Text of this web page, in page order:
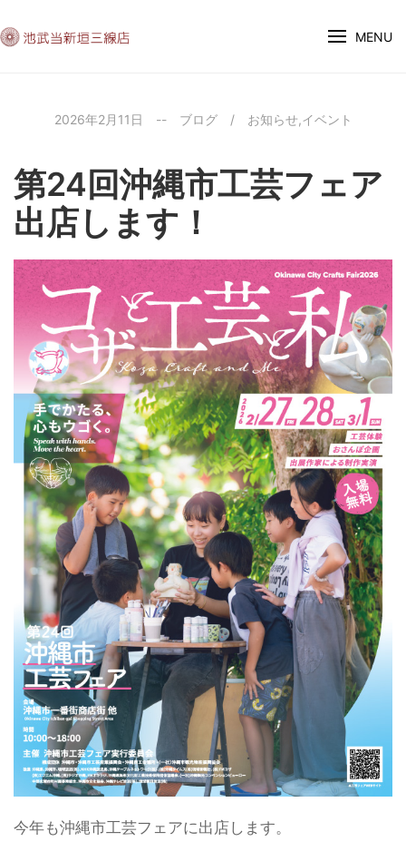
MENU
2026年2月11日 -- ブログ / お知らせ,イベント
第24回沖縄市工芸フェア
出店します！
今年も沖縄市工芸フェアに出店します。